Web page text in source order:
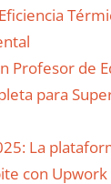
Profesor de
para
La
con